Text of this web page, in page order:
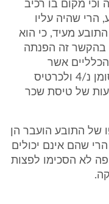
וכי מקום בו רכיב
הרי שהיה עליו
מעיד, כי הוא
בהקשר זה הפנתה
הכלליים אשר
מתייחס לסוגיה זו ואשר התקבל וסומן נ/4 ולכרטיס
של טיסת שכר
הנתבעת 2, כי כספו של התובע הועבר הן
שהם אינם יכולים
לא הסכימו לפצות